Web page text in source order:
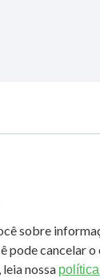
sobre
pode cancelar o
nossa